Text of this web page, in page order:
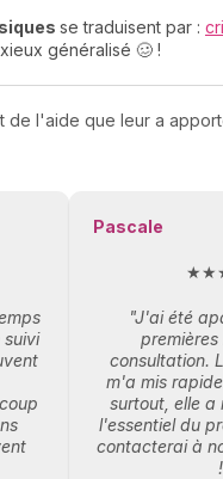
se traduisent par :
généralisé 🥴 !
de l'aide que leur a
suivi
Pascale
"J'ai été
premières
consultation.
m'a mis
surtout, elle a
l'essentiel du
contacterai à